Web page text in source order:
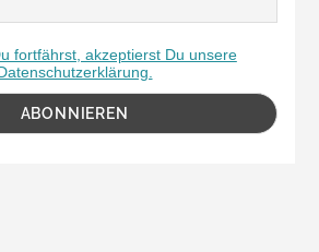
fortfährst, akzeptierst Du unsere